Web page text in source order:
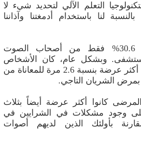
التعلم الآلي لتحديد شيء لا
لنا باستخدام أدمغتنا وآذاننا
وفي المقابل، احتاج 30.6%؜ فقط من أصحاب الصوت
وبشكل عام، كان الأشخاص
أصحاب الصوت العالي أكثر عرضة بنسبة 2.6 مرة للمعاناة من
الشريان التاجي.
المرضى كانوا أكثر عرضة أيضاً بثلاث
وجود مشكلات في الشرايين في
بأولئك الذين لديهم أصوات